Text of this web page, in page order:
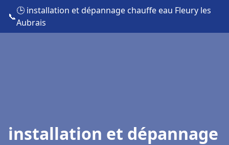
📞
🕒 installation et dépannage chauffe eau Fleury les
Aubrais
installation et dépannage